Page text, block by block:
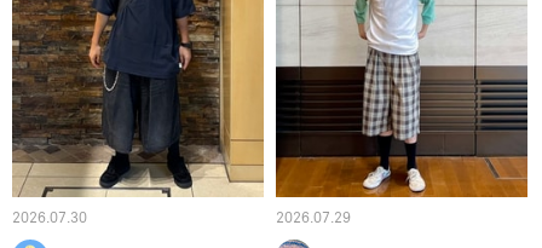
2026.07.30 2026.07.29